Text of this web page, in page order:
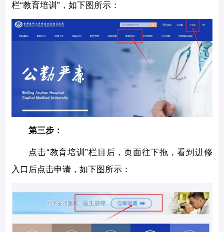
栏“教育培训”，如下图所示：
第三步：
点击“教育培训”栏目后，页面往下拖，看到进修
入口后点击申请，如下图所示：